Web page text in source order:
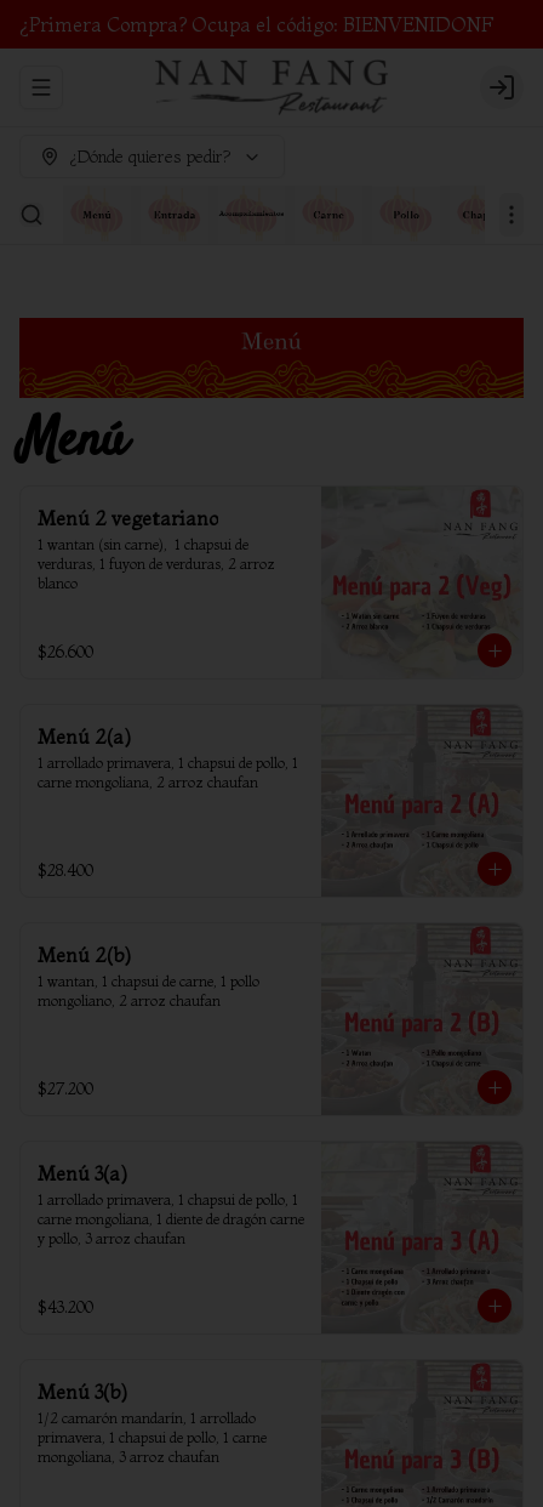
¿Primera Compra? Ocupa el código: BIENVENIDONF
Abrir menu de navegación Login
¿Dónde quieres pedir?
Menú
Menú 2 vegetariano
1 wantan (sin carne),  1 chapsui de
verduras, 1 fuyon de verduras, 2 arroz
blanco
$26.600
Menú 2(a)
1 arrollado primavera, 1 chapsui de pollo, 1
carne mongoliana, 2 arroz chaufan
$28.400
Menú 2(b)
1 wantan, 1 chapsui de carne, 1 pollo
mongoliano, 2 arroz chaufan
$27.200
Menú 3(a)
1 arrollado primavera, 1 chapsui de pollo, 1
carne mongoliana, 1 diente de dragón carne
y pollo, 3 arroz chaufan
$43.200
Menú 3(b)
1/2 camarón mandarín, 1 arrollado
primavera, 1 chapsui de pollo, 1 carne
mongoliana, 3 arroz chaufan